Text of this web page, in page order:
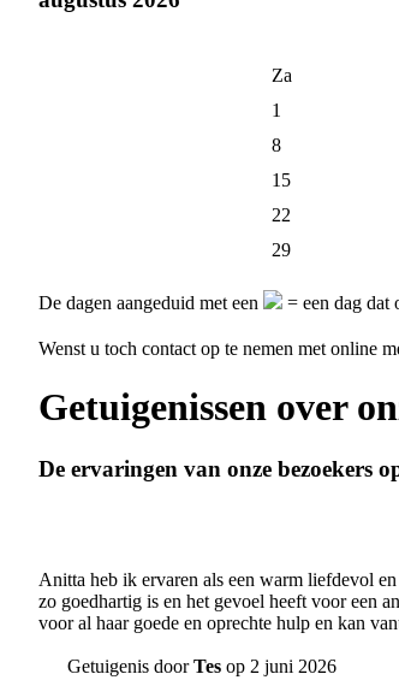
Za
1
8
15
22
29
De dagen aangeduid met een = een dag dat
Wenst u toch contact op te nemen met online
Getuigenissen over
De ervaringen van onze bezoekers
Anitta heb ik ervaren als een warm liefdevol
zo goedhartig is en het gevoel heeft voor een
voor al haar goede en oprechte hulp en kan
Getuigenis doorTes op 2 juni 2026